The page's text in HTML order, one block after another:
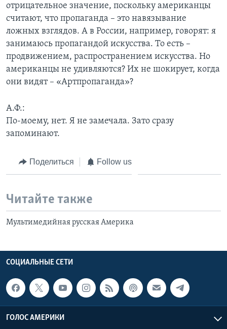
отрицательное значение, поскольку американцы
считают, что пропаганда – это навязывание
ложных взглядов. А в России, например, говорят: я
занимаюсь пропагандой искусства. То есть –
продвижением, распространением искусства. Но
американцы не удивляются? Их не шокирует, когда
они видят – «Артпропаганда»?
А.Ф.:
По-моему, нет. Я не замечала. Зато сразу
запоминают.
Поделиться Follow us
Читайте также
Мультимедийная русская Америка
СОЦИАЛЬНЫЕ СЕТИ
ГОЛОС АМЕРИКИ